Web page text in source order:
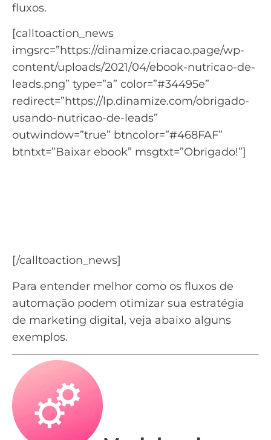
fluxos.
[calltoaction_news
imgsrc=”https://dinamize.criacao.page/wp-
content/uploads/2021/04/ebook-nutricao-de-
leads.png” type=”a” color=”#34495e”
redirect=”https://lp.dinamize.com/obrigado-
usando-nutricao-de-leads”
outwindow=”true” btncolor=”#468FAF”
btntxt=”Baixar ebook” msgtxt=”Obrigado!”]
[/calltoaction_news]
Para entender melhor como os fluxos de
automação podem otimizar sua estratégia
de marketing digital, veja abaixo alguns
exemplos.